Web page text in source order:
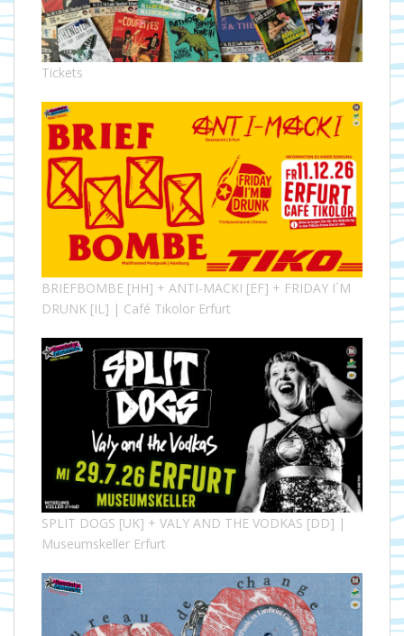
Tickets
BRIEFBOMBE [HH] + ANTI-MACKI [EF] + FRIDAY I´M
DRUNK [IL] | Café Tikolor Erfurt
SPLIT DOGS [UK] + VALY AND THE VODKAS [DD] |
Museumskeller Erfurt